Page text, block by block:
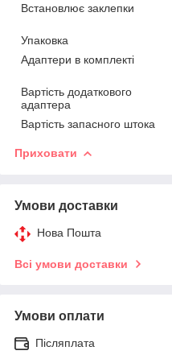
Встановлює заклепки
Упаковка
Адаптери в комплекті
Вартість додаткового
адаптера
Вартість запасного штока
Приховати
Умови доставки
Нова Пошта
Всі умови доставки
Умови оплати
Післяплата